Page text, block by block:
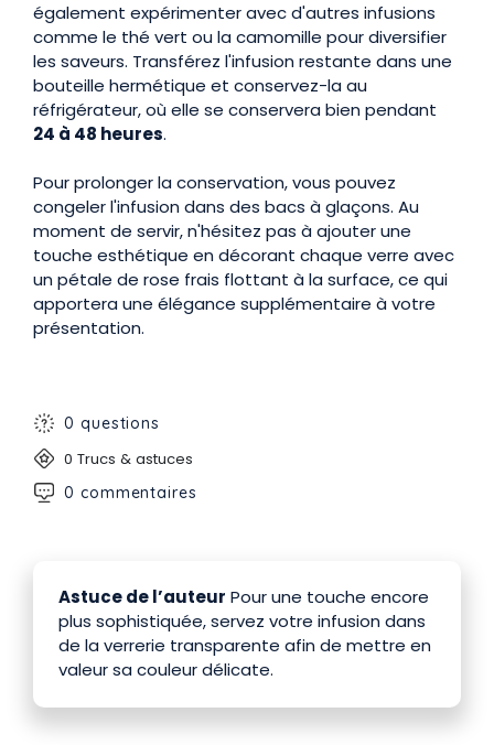
également expérimenter avec d'autres infusions
comme le thé vert ou la camomille pour diversifier
les saveurs. Transférez l'infusion restante dans une
bouteille hermétique et conservez-la au
réfrigérateur, où elle se conservera bien pendant
24 à 48 heures.
Pour prolonger la conservation, vous pouvez
congeler l'infusion dans des bacs à glaçons. Au
moment de servir, n'hésitez pas à ajouter une
touche esthétique en décorant chaque verre avec
un pétale de rose frais flottant à la surface, ce qui
apportera une élégance supplémentaire à votre
présentation.
0 questions
0 Trucs & astuces
0 commentaires
Astuce de l’auteur Pour une touche encore
plus sophistiquée, servez votre infusion dans
de la verrerie transparente afin de mettre en
valeur sa couleur délicate.